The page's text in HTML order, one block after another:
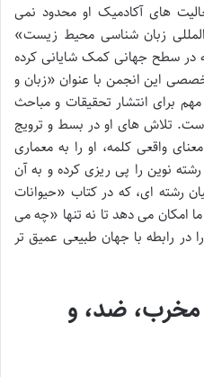
های آکادمیک او محدود نمی
زبان شناسی محیط زیست»
در سطح جهانی کمک شایانی کرده
این انجمن با عنوان «زبان و
برای انتشار تحقیقات و مباحث
تلاش های او در بسط و ترویج
واقعی کلمه، او را به معماری
نوین را پی ریزی کرده و به آن
رشته ای، که در کتاب «حیوانات
امکان می دهد تا نه تنها «چه می
در رابطه با جهان طبیعی عمیق تر
ضد، و